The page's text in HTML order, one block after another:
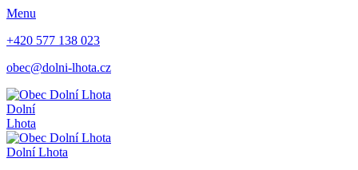
Menu
+420 577 138 023
obec@dolni-lhota.cz
Dolní
Lhota
Dolní Lhota